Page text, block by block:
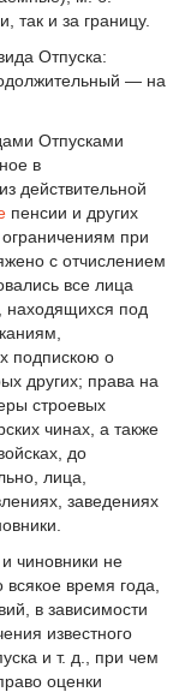
так и за границу.
Отпуска:
— на
Отпусками
в
действительной
пенсии и других
при
с отчислением
все лица
находящихся под
подпискою о
других; права на
строевых
чинах, а также
до
лица,
заведениях
чиновники не
время года,
в зависимости
известного
и т. д., при чем
оценки